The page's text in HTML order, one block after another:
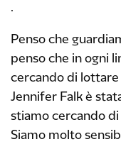
.
Penso che
penso che in ogni
cercando di
Jennifer Falk è
stiamo cercando
Siamo molto